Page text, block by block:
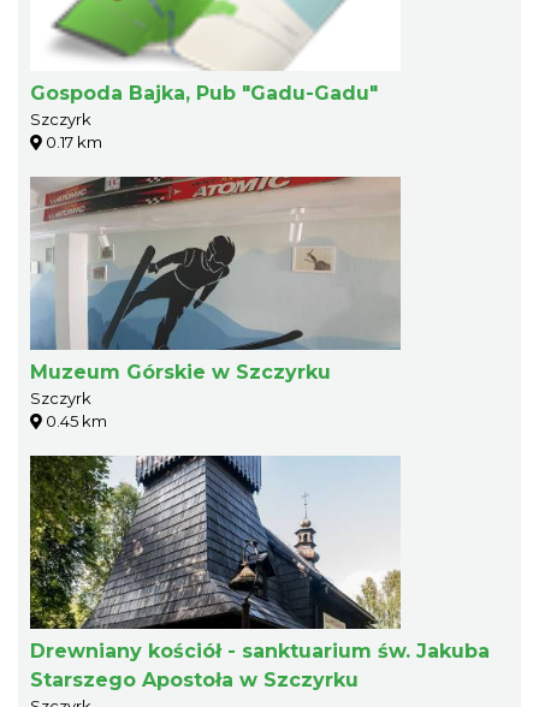
Gospoda Bajka, Pub "Gadu-Gadu"
Szczyrk
0.17 km
Muzeum Górskie w Szczyrku
Szczyrk
0.45 km
Drewniany kościół - sanktuarium św. Jakuba
Starszego Apostoła w Szczyrku